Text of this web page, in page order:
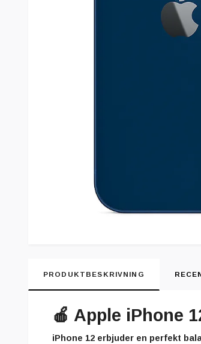
PRODUKTBESKRIVNING
🍎 Apple iPhone
iPhone 12 erbjuder en perfekt